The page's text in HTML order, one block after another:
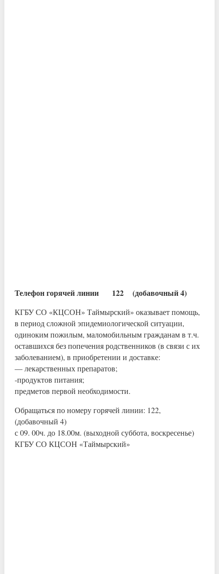
Телефон горячей линии 122 (добавочный 4)
КГБУ СО «КЦСОН» Таймырский» оказывает помощь,
в период сложной эпидемиологической ситуации,
одиноким пожилым, маломобильным гражданам в т.ч.
оставшихся без попечения родственников (в связи с их
заболеванием), в приобретении и доставке:
— лекарственных препаратов;
-продуктов питания;
предметов первой необходимости.
Обращаться по номеру горячей линии: 122,
(добавочный 4)
с 09. 00ч. до 18.00м. (выходной суббота, воскресенье)
КГБУ СО КЦСОН «Таймырский»